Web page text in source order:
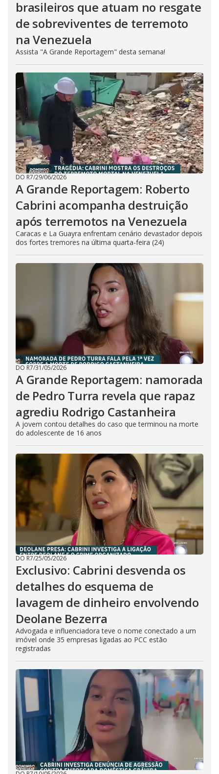
brasileiros que atuam no resgate
de sobreviventes de terremoto
na Venezuela
Assista "A Grande Reportagem" desta semana!
DO R7/29/06/2026
A Grande Reportagem: Roberto
Cabrini acompanha destruição
após terremotos na Venezuela
Caracas e La Guayra enfrentam cenário devastador depois
dos fortes tremores na última quarta-feira (24)
DO R7/31/05/2026
A Grande Reportagem: namorada
de Pedro Turra revela que rapaz
agrediu Rodrigo Castanheira
A jovem contou detalhes do caso que terminou na morte
do adolescente de 16 anos
DO R7/25/05/2026
Exclusivo: Cabrini desvenda os
detalhes do esquema de
lavagem de dinheiro envolvendo
Deolane Bezerra
Advogada e influenciadora teve o nome conectado a um
imóvel onde 35 empresas ligadas ao PCC estão
registradas